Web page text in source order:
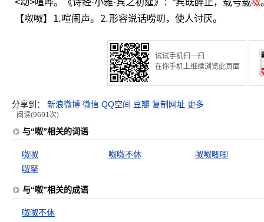
<动>喧哗。《诗经·小雅·宾之初筵》：“宾既醉止，载号载呶
【呶呶】⒈喧闹声。⒉形容说话唠叨，使人讨厌。
试试手机扫一扫
在你手机上继续浏览此页面
分享到： 新浪微博 微信 QQ空间 豆瓣 复制网址 更多
阅读(9691次)
与“呶”相关的词语
呶呶 呶呶不休
呶呶唧唧
呶拏
与“呶”相关的成语
呶呶不休